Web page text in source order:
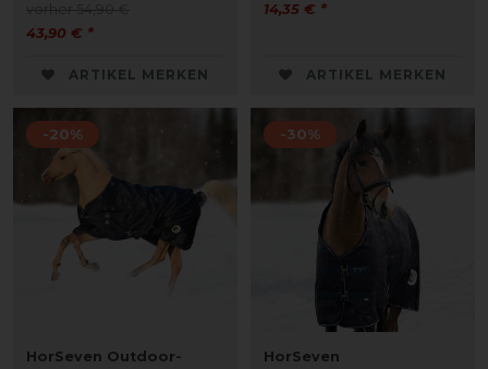
43,90 € *
ARTIKEL MERKEN
14,35 € *
ARTIKEL MERKEN
-20%
HorSeven Outdoor-
-30%
HorSeven